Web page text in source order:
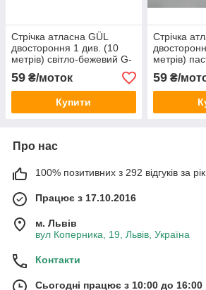
Стрічка атласна GÜL
двостороння 1 див. (10
метрів) світло-бежевий G-
600
59 ₴/моток
Купити
Стрічка
метрів)
персиковий
59₴/
Про нас
100% позитивних з 292 відгуків за рік
Працює з 17.10.2016
м. Львів
вул Коперника, 19, Львів, Україна
Контакти
Сьогодні працює з 10:00 до 16:00